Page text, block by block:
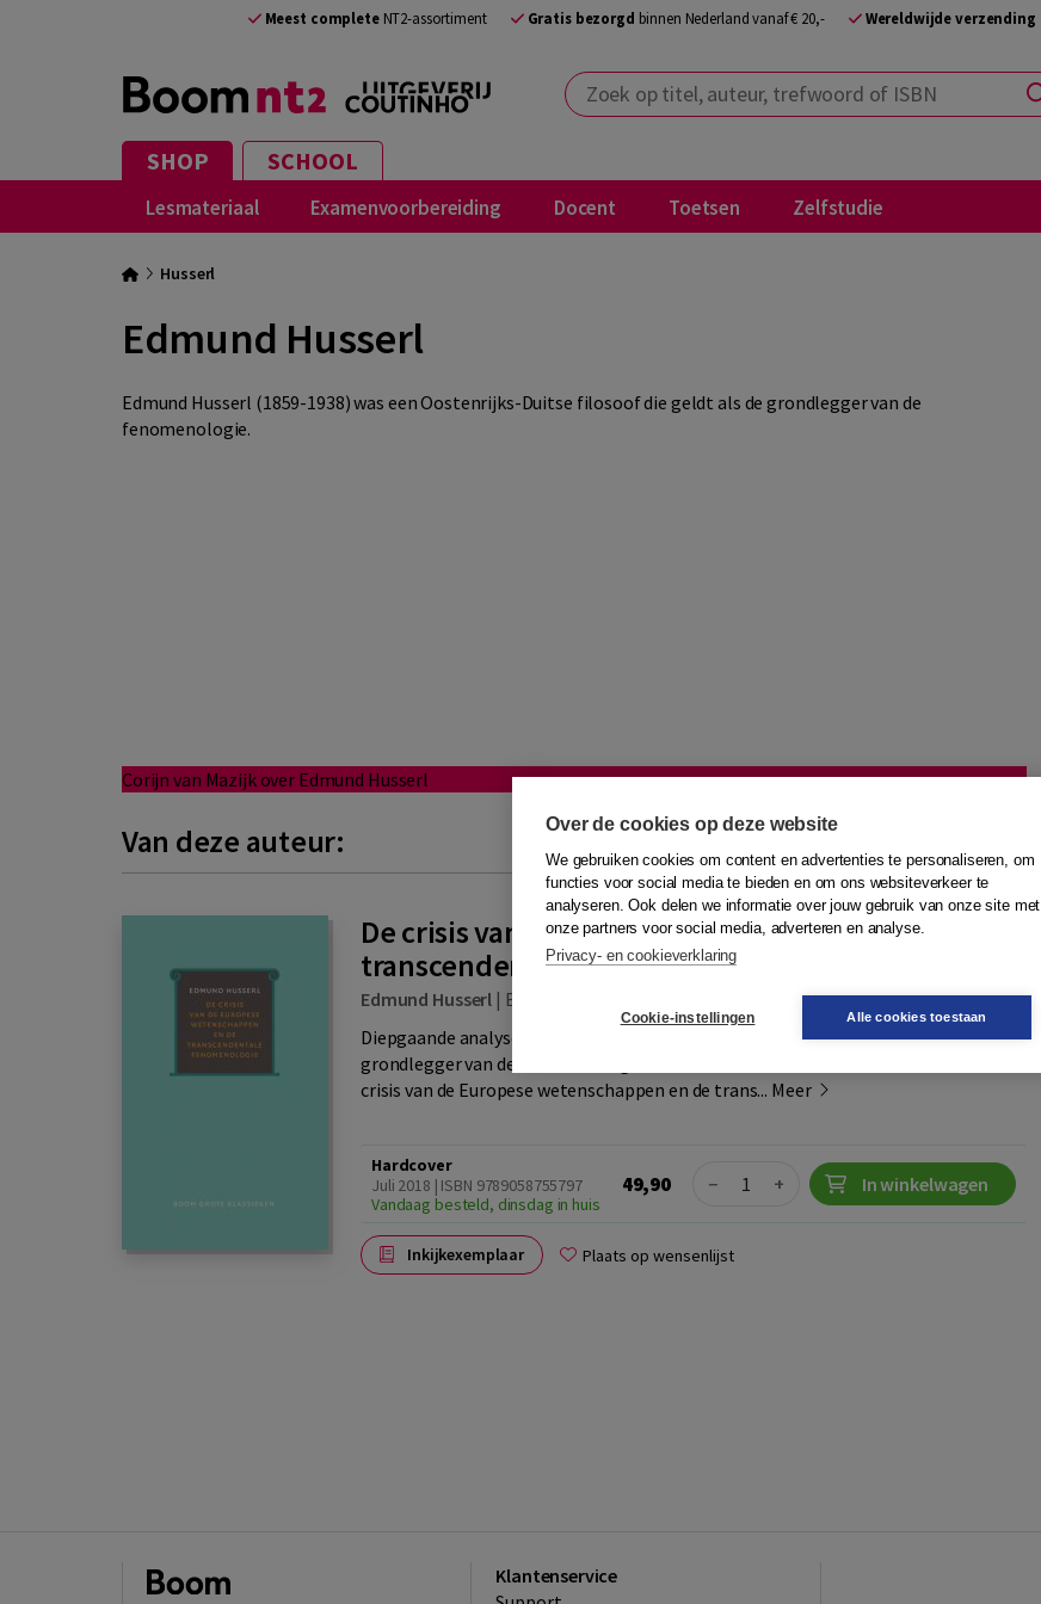
Meest completeNT2-assortiment Gratis bezorgd binnen Nederland vanaf € 20,- Wereldwijde verzending
Zoek op titel, auteur, trefwoord of ISBN
SHOP SCHOOL
Lesmateriaal Examenvoorbereiding Docent Toetsen Zelfstudie
Husserl
Edmund Husserl
Edmund Husserl (1859-1938) was een Oostenrijks-Duitse filosoof die geldt als de grondlegger van de
fenomenologie.
Corijn van Mazijk over Edmund Husserl
Van deze auteur:
De crisis van de Europese wetenschappen en de
transcendentale fenomenologie
Edmund Husserl | Boom
Diepgaande analyse van de zingevingscrisis van de westerse wereld, door de
grondlegger van de fenomenologie. Verhelderend en onverminderd actueel.De
crisis van de Europese wetenschappen en de trans... Meer
Hardcover
Juli 2018 | ISBN 9789058755797
Vandaag besteld, dinsdag in huis
49,90 Quantity
− + In winkelwagen
Inkijkexemplaar Plaats op wensenlijst
Klantenservice
Over de cookies op deze website
We gebruiken cookies om content en advertenties te personaliseren, om
functies voor social media te bieden en om ons websiteverkeer te
analyseren. Ook delen we informatie over jouw gebruik van onze site met
onze partners voor social media, adverteren en analyse.
Privacy- en cookieverklaring
Cookie-instellingen Alle cookies toestaan